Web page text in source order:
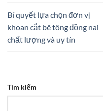
Bí quyết lựa chọn đơn vị
khoan cắt bê tông đồng nai
chất lượng và uy tín
Tìm kiếm